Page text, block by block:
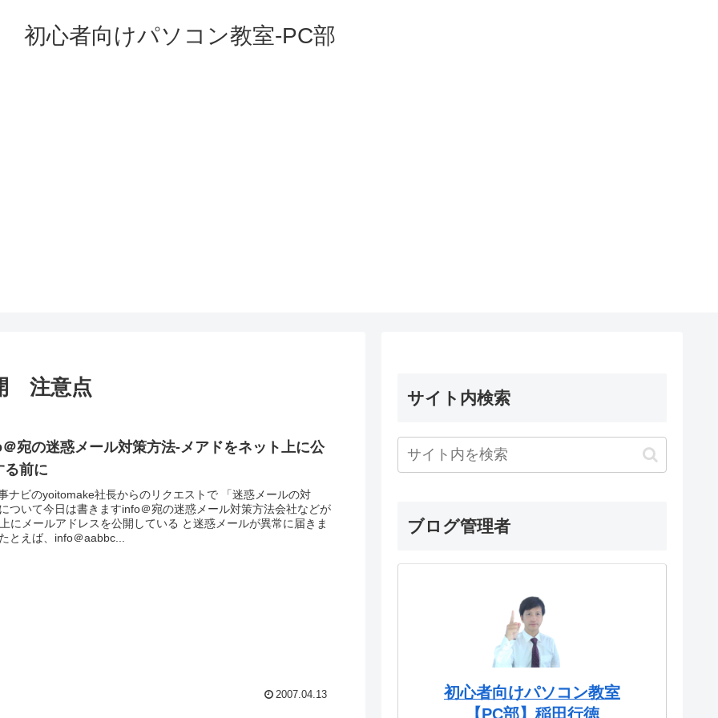
初心者向けパソコン教室-PC部
注意点
宛の迷惑メール対策方法-メアドをネット上に公
る前に
ナビのyoitomake社長からのリクエストで 「迷惑メールの対
ついて今日は書きますinfo＠宛の迷惑メール対策方法会社などが
にメールアドレスを公開している と迷惑メールが異常に届きま
とえば、info＠aabbc...
2007.04.13
サイト内検索
ブログ管理者
初心者向けパソコン教室
【PC部】稲田行徳